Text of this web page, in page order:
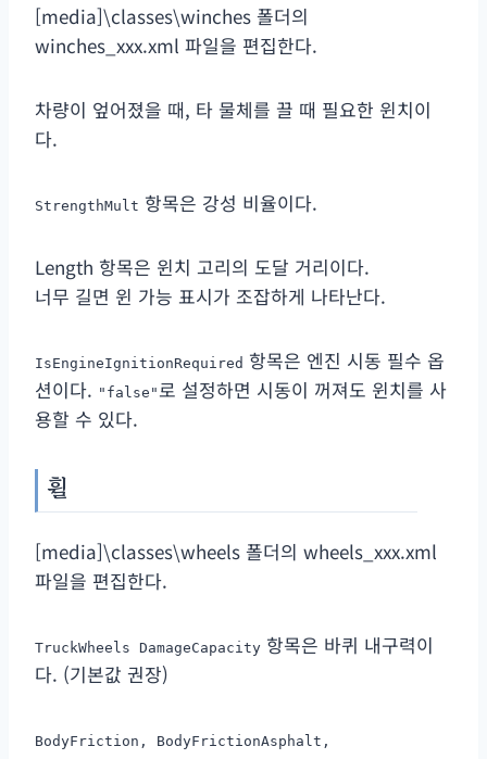
[media]\classes\winches 폴더의
winches_xxx.xml 파일을 편집한다.
차량이 엎어졌을 때, 타 물체를 끌 때 필요한 윈치이
다.
StrengthMult 항목은 강성 비율이다.
Length 항목은 윈치 고리의 도달 거리이다.
너무 길면 윈 가능 표시가 조잡하게 나타난다.
IsEngineIgnitionRequired 항목은 엔진 시동 필수 옵
션이다. "false"로 설정하면 시동이 꺼져도 윈치를 사
용할 수 있다.
휠
[media]\classes\wheels 폴더의 wheels_xxx.xml
파일을 편집한다.
TruckWheels DamageCapacity 항목은 바퀴 내구력이
다. (기본값 권장)
BodyFriction, BodyFrictionAsphalt,